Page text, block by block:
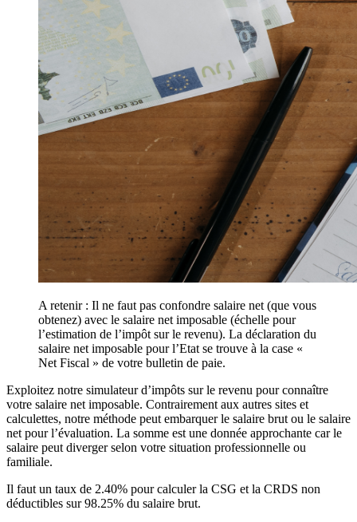
A retenir : Il ne faut pas confondre salaire net (que vous
obtenez) avec le salaire net imposable (échelle pour
l’estimation de l’impôt sur le revenu). La déclaration du
salaire net imposable pour l’Etat se trouve à la case «
Net Fiscal » de votre bulletin de paie.
Exploitez notre simulateur d’impôts sur le revenu pour connaître
votre salaire net imposable. Contrairement aux autres sites et
calculettes, notre méthode peut embarquer le salaire brut ou le salaire
net pour l’évaluation. La somme est une donnée approchante car le
salaire peut diverger selon votre situation professionnelle ou
familiale.
Il faut un taux de 2.40% pour calculer la CSG et la CRDS non
déductibles sur 98.25% du salaire brut.